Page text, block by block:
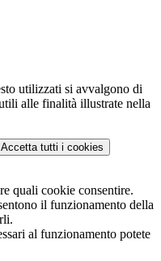
utilizzati si avvalgono di
alle finalità illustrate nella
Accetta tutti i cookies
quali cookie consentire.
il funzionamento della
al funzionamento potete